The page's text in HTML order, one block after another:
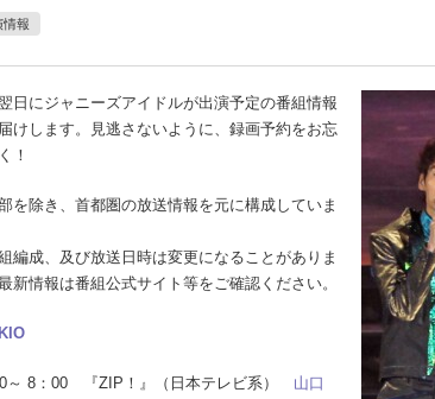
情報
にジャニーズアイドルが出演予定の番組情報
けします。見逃さないように、録画予約をお忘
！
を除き、首都圏の放送情報を元に構成していま
編成、及び放送日時は変更になることがありま
新情報は番組公式サイト等をご確認ください。
～ 8：00 『ZIP！』（日本テレビ系） 山口